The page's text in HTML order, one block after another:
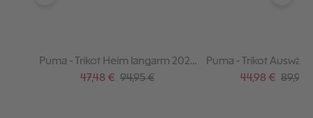
Puma - Trikot Heim langarm 2025-
26
Verkaufspreis:
47,48 € Regulärer Preis:
94,95 €
Puma - Trikot
Verkaufspreis:
44,98 € 89,95